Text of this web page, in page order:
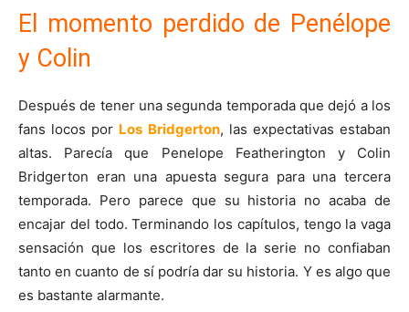
El momento perdido de Penélope
y Colin
Después de tener una segunda temporada que dejó a los
fans locos por Los Bridgerton, las expectativas estaban
altas. Parecía que Penelope Featherington y Colin
Bridgerton eran una apuesta segura para una tercera
temporada. Pero parece que su historia no acaba de
encajar del todo. Terminando los capítulos, tengo la vaga
sensación que los escritores de la serie no confiaban
tanto en cuanto de sí podría dar su historia. Y es algo que
es bastante alarmante.